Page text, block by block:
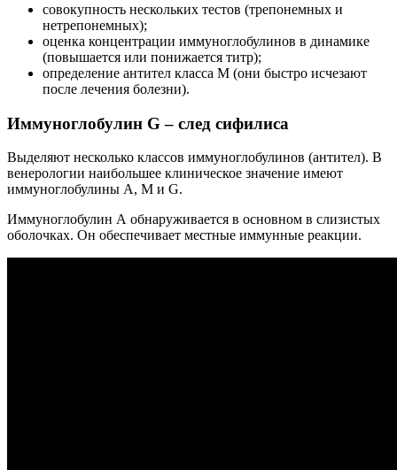
совокупность нескольких тестов (трепонемных и
нетрепонемных);
оценка концентрации иммуноглобулинов в динамике
(повышается или понижается титр);
определение антител класса М (они быстро исчезают
после лечения болезни).
Иммуноглобулин G – след сифилиса
Выделяют несколько классов иммуноглобулинов (антител). В
венерологии наибольшее клиническое значение имеют
иммуноглобулины А, М и G.
Иммуноглобулин А обнаруживается в основном в слизистых
оболочках. Он обеспечивает местные иммунные реакции.